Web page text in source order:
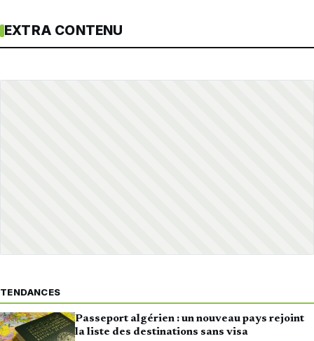
EXTRA CONTENU
TENDANCES
Passeport algérien : un nouveau pays rejoint
la liste des destinations sans visa